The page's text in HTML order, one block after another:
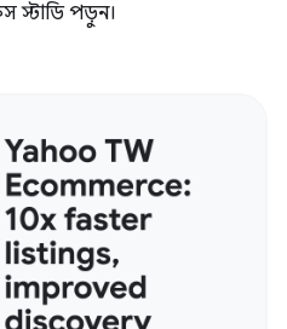
স্টাডি পড়ুন।